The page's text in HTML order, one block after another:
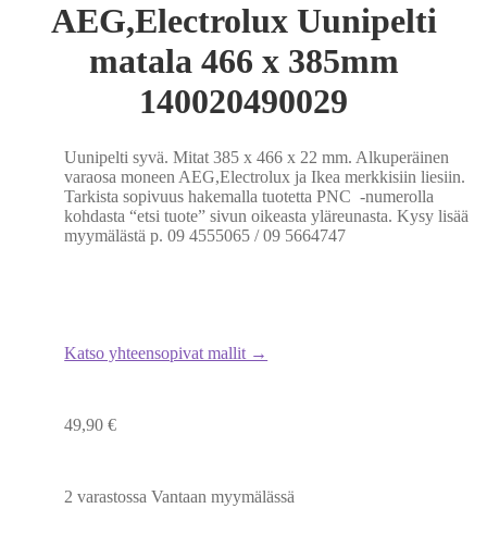
AEG,Electrolux Uunipelti
matala 466 x 385mm
140020490029
Uunipelti syvä. Mitat 385 x 466 x 22 mm. Alkuperäinen
varaosa moneen AEG,Electrolux ja Ikea merkkisiin liesiin.
Tarkista sopivuus hakemalla tuotetta PNC -numerolla
kohdasta “etsi tuote” sivun oikeasta yläreunasta. Kysy lisää
myymälästä p. 09 4555065 / 09 5664747
Katso yhteensopivat mallit →
49,90€
2 varastossa Vantaan myymälässä